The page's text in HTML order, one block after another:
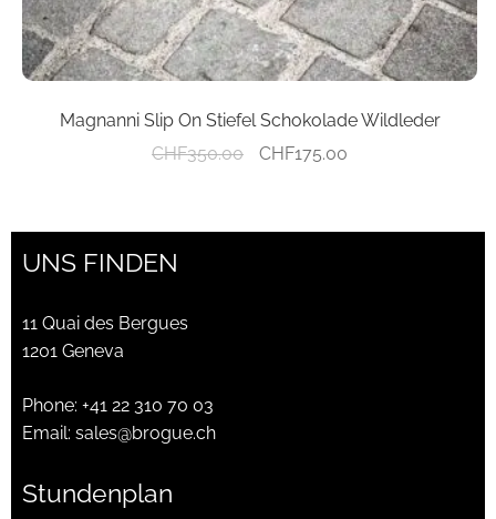
Magnanni Slip On Stiefel Schokolade Wildleder
CHF350.00
Ursprünglicher
CHF350.00
CHF175.00Aktueller
CHF175.00.
UNS FINDEN
11 Quai des Bergues
1201 Geneva
Phone: +41 22 310 70 03
Email: sales@brogue.ch
Stundenplan